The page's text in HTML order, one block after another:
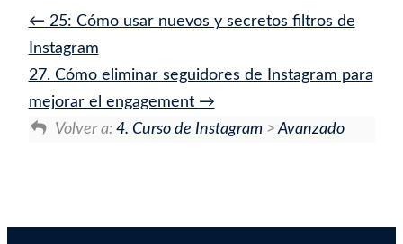
25: Cómo usar nuevos y secretos filtros de
Instagram
27. Cómo eliminar seguidores de Instagram para
mejorar el engagement
Volver a: 4. Curso de Instagram>Avanzado